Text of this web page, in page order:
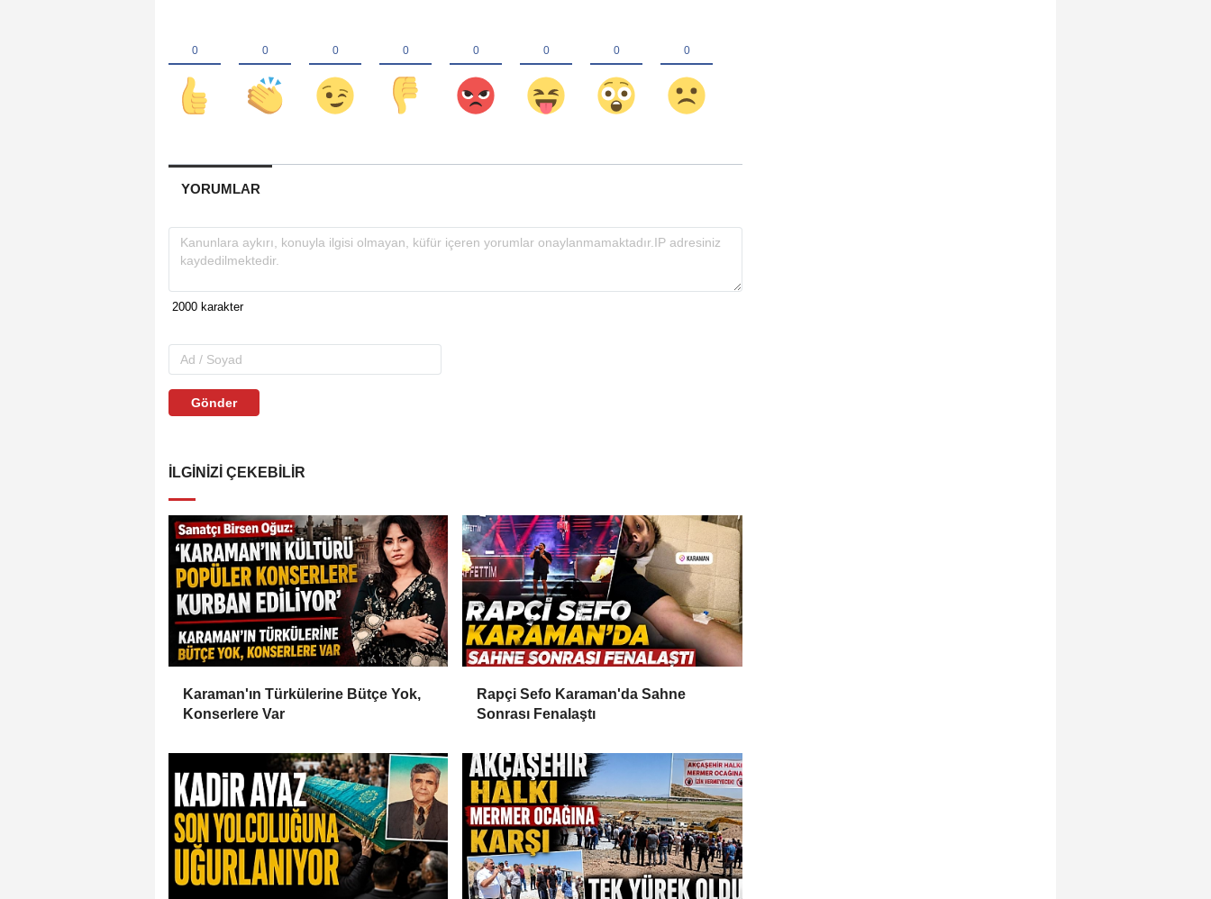
YORUMLAR
Gönder
İLGINIZI ÇEKEBILIR
Karaman'ın Türkülerine Bütçe Yok,
Konserlere Var
Rapçi Sefo Karaman'da Sahne
Sonrası Fenalaştı